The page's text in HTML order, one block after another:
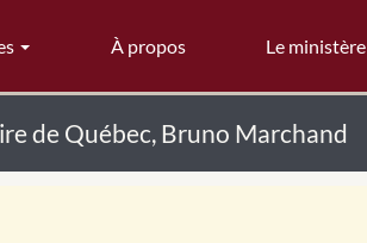
À propos Le ministère
de Québec, Bruno Marchand